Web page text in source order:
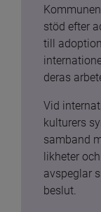
stöd efter
till
deras
Vid
kulturers
samband
likheter
avspeglar
beslut.